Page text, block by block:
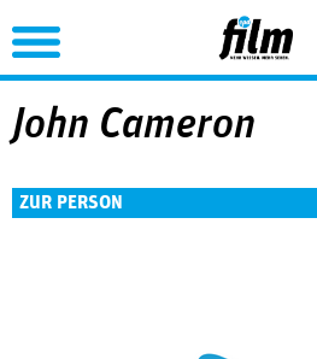
Jump to
John Cameron
ZUR PERSON